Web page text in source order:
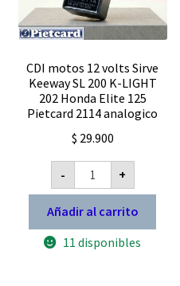
CDI motos 12 volts Sirve
Keeway SL 200 K-LIGHT
202 Honda Elite 125
Pietcard 2114 analogico
$ 29.900
-
CDI
motos
12
volts
Sirve
Keeway
SL
+
Añadir al carrito
11 disponibles